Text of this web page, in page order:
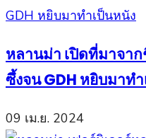
หลานม่า เปิดที่มาจา
ซึ้งจน GDH หยิบมาท
09 เม.ย. 2024